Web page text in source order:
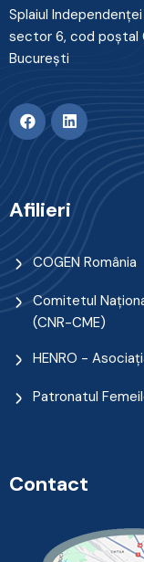
Splaiul Independenţei
sector 6, cod poştal
Bucureşti
Afilieri
COGEN România
Comitetul
(CNR-CME)
HENRO -
Patronatul
Contact